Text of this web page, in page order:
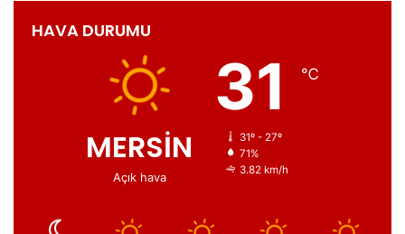
HAVA DURUMU
MERSİN
Açık hava
31 ℃
31º - 27º
71%
3.82 km/h